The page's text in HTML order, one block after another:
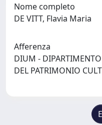
Nome completo
DE VITT, Flavia Maria
Afferenza
DIUM -
DEL PATRIMONIO